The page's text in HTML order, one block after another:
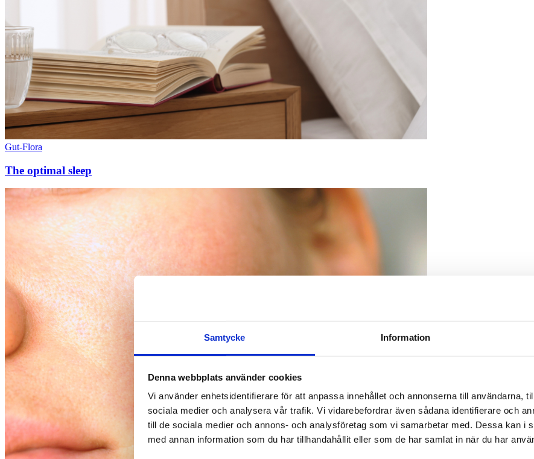
Samtycke Information
Denna webbplats använder cookies
Vi använder enhetsidentifierare för att anpassa innehållet och annonserna till användarna,
sociala medier och analysera vår trafik. Vi vidarebefordrar även sådana identifierare och
till de sociala medier och annons- och analysföretag som vi samarbetar med. Dessa kan i
med annan information som du har tillhandahållit eller som de har samlat in när du har
Gut-Flora
The optimal sleep